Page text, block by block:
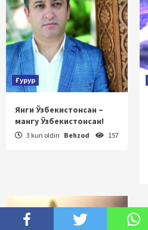
Ғурур
Янги Ўзбекистонсан –
мангу Ўзбекистонсан!
3 kun oldin Behzod 157